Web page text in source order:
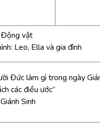
Động vật
Leo, Ella và gia đình
Đức làm gì trong ngày
các điều ước”
Sinh